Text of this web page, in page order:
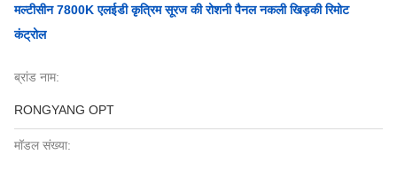
मल्टीसीन 7800K एलईडी कृत्रिम सूरज की रोशनी पैनल नकली खिड़की रिमोट
कंट्रोल
ब्रांड नाम:
RONGYANG OPT
मॉडल संख्या: